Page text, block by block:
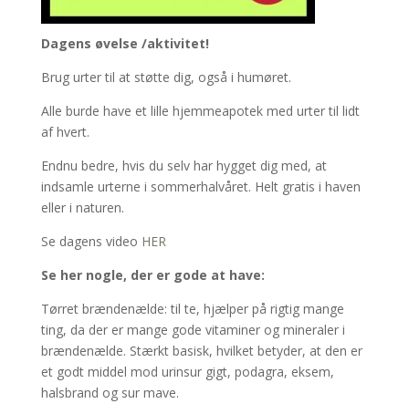
Dagens øvelse /aktivitet!
Brug urter til at støtte dig, også i humøret.
Alle burde have et lille hjemmeapotek med urter til lidt
af hvert.
Endnu bedre, hvis du selv har hygget dig med, at
indsamle urterne i sommerhalvåret. Helt gratis i haven
eller i naturen.
Se dagens video HER
Se her nogle, der er gode at have:
Tørret brændenælde: til te, hjælper på rigtig mange
ting, da der er mange gode vitaminer og mineraler i
brændenælde. Stærkt basisk, hvilket betyder, at den er
et godt middel mod urinsur gigt, podagra, eksem,
halsbrand og sur mave.